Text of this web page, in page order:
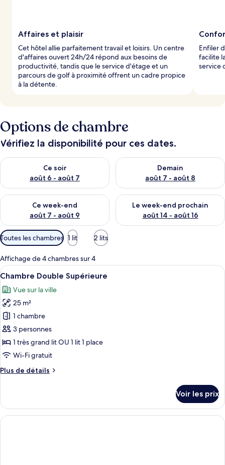
Affaires et plaisir
Cet hôtel allie parfaitement travail et loisirs. Un centre
d'affaires ouvert 24h/24 répond aux besoins de
productivité, tandis que le service d'étage et un
parcours de golf à proximité offrent un cadre propice
à la détente.
Enfiler
facilite
service
Options de chambre
Vérifiez la disponibilité pour ces dates.
Ce soir
août 6 - août 7
Vérifier la disponibilité pour ce soir août 6 - août 7
Demain
août 7 - août 8
Vérifier la disponibilité pour
Ce week-end
août 7 - août 9
Vérifier la disponibilité pour ce week-end août 7 - août 9
Le week-end prochain
août 14 - août 16
Vérifier la disponibilité pour
Filtres
disponibles
pour
les
chambres
Toutes les chambres 1 lit 2 lits
Affichage de 4 chambres sur 4
Afficher
toutes
les
photos
pour
ce
type
de
chambre :
Chambre
Une chambre d’hôtel avec deux
10
Chambre Double Supérieure
Vue sur la ville
25 m²
1 chambre
3 personnes
1 très grand lit OU 1 lit 1 place
Wi-Fi gratuit
Plus de détails
Plus
le
type
de
Voir les prix